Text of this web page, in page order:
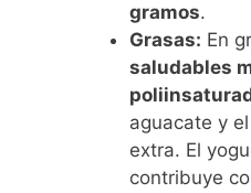
gramos.
Grasas: En
saludables
aguacate y
extra. El
contribuye